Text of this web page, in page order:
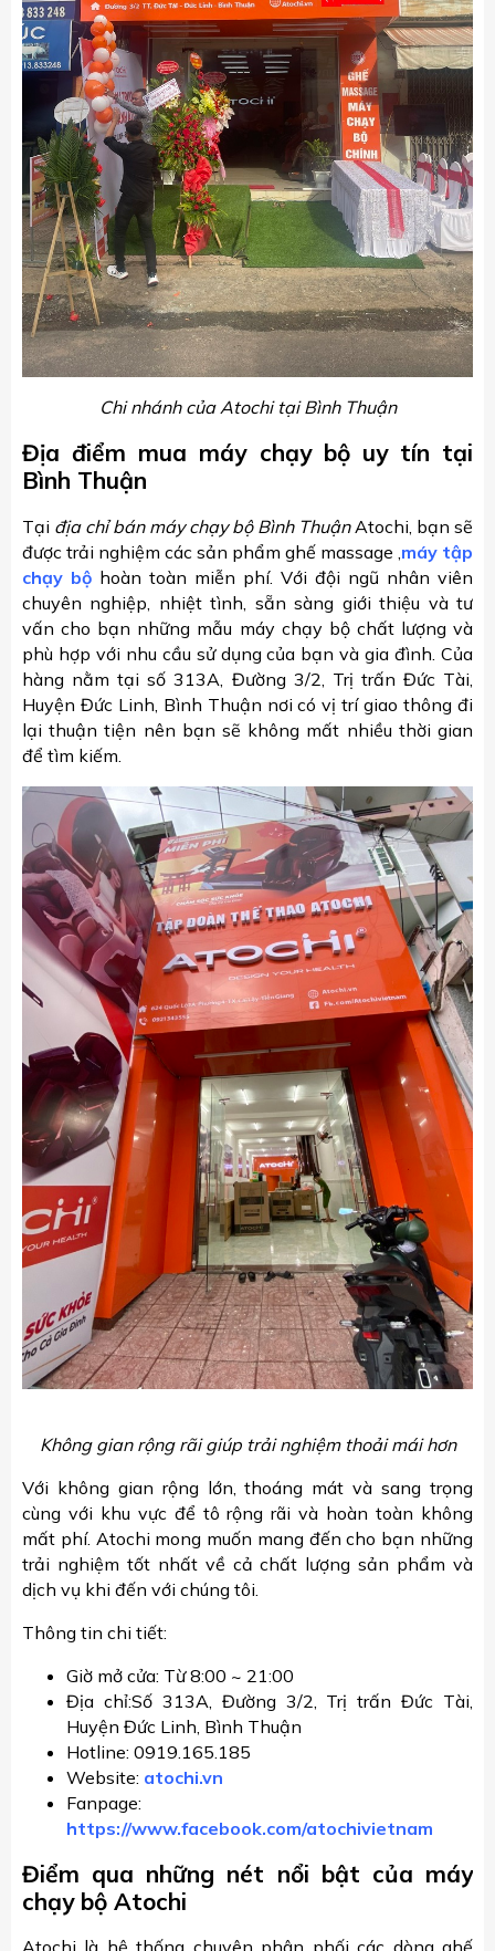
Chi nhánh của Atochi tại Bình Thuận
Địa điểm mua máy chạy bộ uy tín tại
Bình Thuận
Tại địa chỉ bán máy chạy bộ Bình ThuậnAtochi, bạn sẽ
được trải nghiệm các sản phẩm ghế massage , máy tập
chạy bộ hoàn toàn miễn phí. Với đội ngũ nhân viên
chuyên nghiệp, nhiệt tình, sẵn sàng giới thiệu và tư
vấn cho bạn những mẫu máy chạy bộ chất lượng và
phù hợp với nhu cầu sử dụng của bạn và gia đình. Của
hàng nằm tại số 313A, Đường 3/2, Trị trấn Đức Tài,
Huyện Đức Linh, Bình Thuận nơi có vị trí giao thông đi
lại thuận tiện nên bạn sẽ không mất nhiều thời gian
để tìm kiếm.
Không gian rộng rãi giúp trải nghiệm thoải mái hơn
Với không gian rộng lớn, thoáng mát và sang trọng
cùng với khu vực để tô rộng rãi và hoàn toàn không
mất phí. Atochi mong muốn mang đến cho bạn những
trải nghiệm tốt nhất về cả chất lượng sản phẩm và
dịch vụ khi đến với chúng tôi.
Thông tin chi tiết:
Giờ mở cửa: Từ 8:00 ~ 21:00
Địa chỉ:Số 313A, Đường 3/2, Trị trấn Đức Tài,
Huyện Đức Linh, Bình Thuận
Hotline: 0919.165.185
Website: atochi.vn
Fanpage:
https://www.facebook.com/atochivietnam
Điểm qua những nét nổi bật của máy
chạy bộ Atochi